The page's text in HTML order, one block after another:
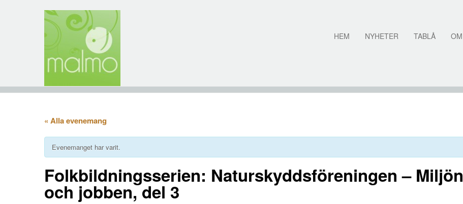
HEM NYHETER TABLÅ OM
« Alla evenemang
Evenemanget har varit.
Folkbildningsserien: Naturskyddsföreningen – Miljön
och jobben, del 3